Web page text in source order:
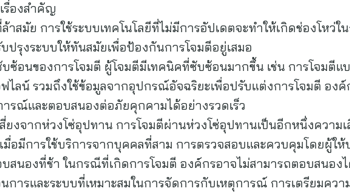
รื่องสำคัญ
าสมัย การใช้ระบบเทคโนโลยีที่ไม่มีการอัปเดตจะทำให้เกิดช่องโหว่
ปรุงระบบให้ทันสมัยเพื่อป้องกันการโจมตีอยู่เสมอ
ซ้อนของการโจมตี ผู้โจมตีมีเทคนิคที่ซับซ้อนมากขึ้น เช่น การโจมตีแ
ไลน์ รวมถึงใช้ข้อมูลจากอุปกรณ์อัจฉริยะเพื่อปรับแต่งการโจมตี องค์
รณ์และตอบสนองต่อภัยคุกคามได้อย่างรวดเร็ว
ยงจากห่วงโซ่อุปทาน การโจมตีผ่านห่วงโซ่อุปทานเป็นอีกหนึ่งความ
มื่อมีการใช้บริการจากบุคคลที่สาม การตรวจสอบและควบคุมโดยผู้ให้
สนองที่ช้า ในกรณีที่เกิดการโจมตี องค์กรอาจไม่สามารถตอบสนอง
การและระบบที่เหมาะสมในการจัดการกับเหตุการณ์ การเตรียมคว